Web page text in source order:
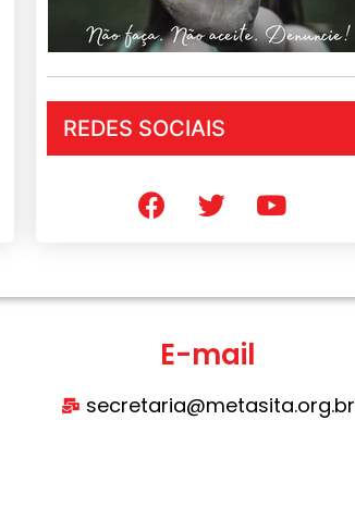
REDES SOCIAIS
E-mail
secretaria@metasita.org.br